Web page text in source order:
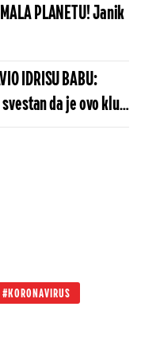
PLANETU! Janik
IDRISU BABU:
da je ovo klub
KORONAVIRUS